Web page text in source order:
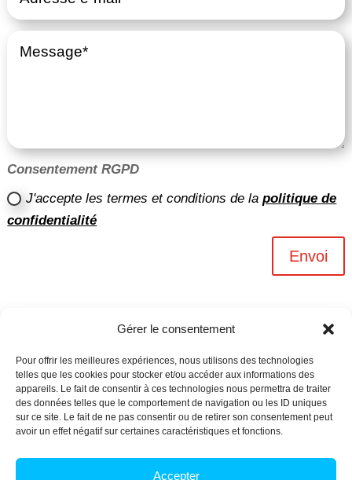
Gérer le consentement
Pour offrir les meilleures expériences, nous utilisons des technologies
telles que les cookies pour stocker et/ou accéder aux informations des
appareils. Le fait de consentir à ces technologies nous permettra de traiter
des données telles que le comportement de navigation ou les ID uniques
sur ce site. Le fait de ne pas consentir ou de retirer son consentement peut
avoir un effet négatif sur certaines caractéristiques et fonctions.
Accepter
Consentement RGPD
J'accepte les termes et conditions de lapolitique de
confidentialité
Envoi
Archives n-6